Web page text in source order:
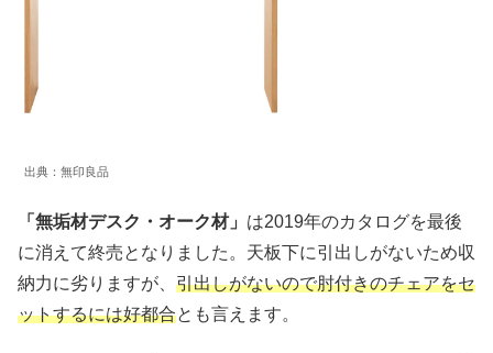
出典：無印良品
「無垢材デスク・オーク材」 は2019年のカタログを最後
に消えて終売となりました。天板下に引出しがないため収
納力に劣りますが、 引出しがないので肘付きのチェアをセ
ットするには好都合とも言えます。